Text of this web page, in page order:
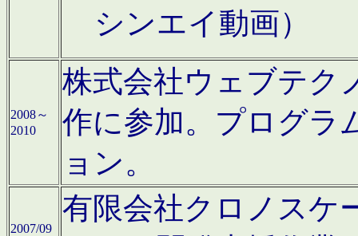
シンエイ動画）
2008～
2010
株式会社ウェブテク
作に参加。プログラ
ョン。
2007/09
有限会社クロノスケ